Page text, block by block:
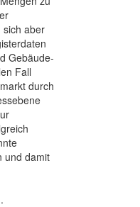
sich aber
Gebäude-
Fall
durch
und damit